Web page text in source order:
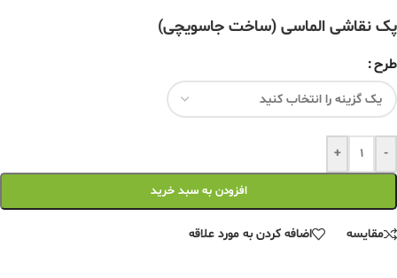
پک نقاشی الماسی (ساخت جاسویچی)
طرح
-
+
افزودن به سبد خرید
مقایسه اضافه کردن به مورد علاقه